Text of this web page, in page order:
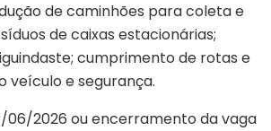
de caminhões para coleta e
de caixas estacionárias;
cumprimento de rotas e
veículo e segurança.
06/2026 ou encerramento da vaga